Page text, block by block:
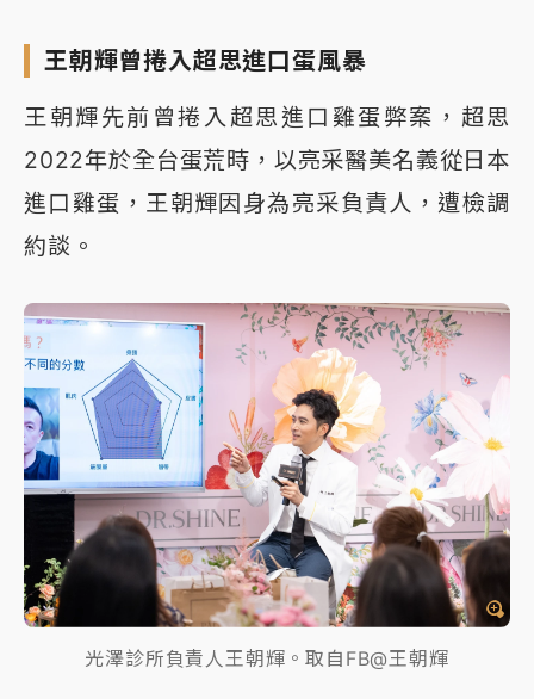
王朝輝曾捲入超思進口蛋風暴
王朝輝先前曾捲入超思進口雞蛋弊案，超思
2022年於全台蛋荒時，以亮采醫美名義從日本
進口雞蛋，王朝輝因身為亮采負責人，遭檢調
約談。
光澤診所負責人王朝輝。取自FB@王朝輝